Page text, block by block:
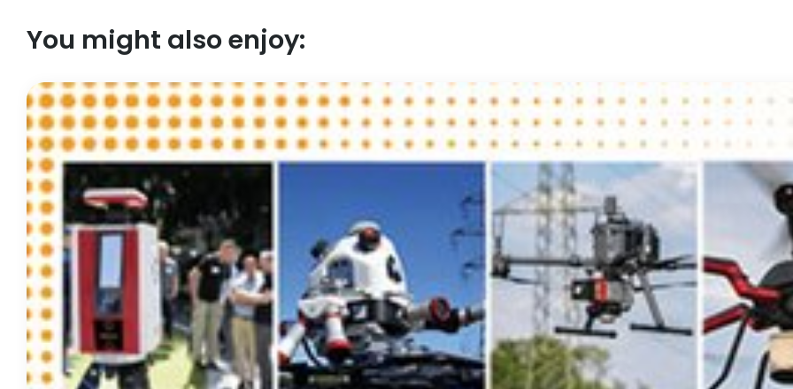
You might also enjoy: